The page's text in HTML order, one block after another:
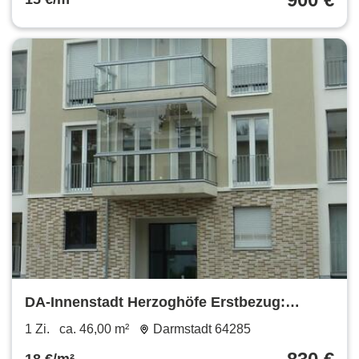
DA-Innenstadt Herzoghöfe Erstbezug:
großzügiges 1 Zimmer-Apartment mit
1 Zi. ca. 46,00 m² Darmstadt 64285